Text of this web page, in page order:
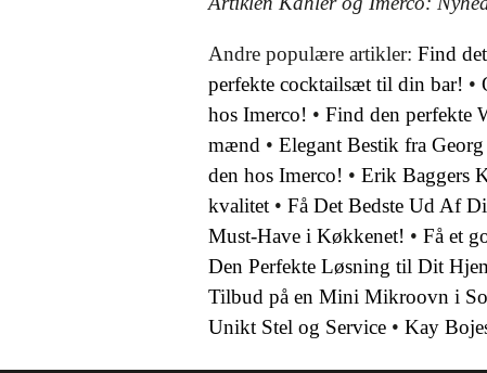
Andre populære artikler: Find
perfekte cocktailsæt til din bar! •
hos Imerco! • Find den perfekte
mænd • Elegant Bestik fra
den hos Imerco! • Erik Baggers
kvalitet • Få Det Bedste Ud Af
Must-Have i Køkkenet! • Få et
Den Perfekte Løsning til Dit
Tilbud på en Mini Mikroovn i
Unikt Stel og Service • Kay